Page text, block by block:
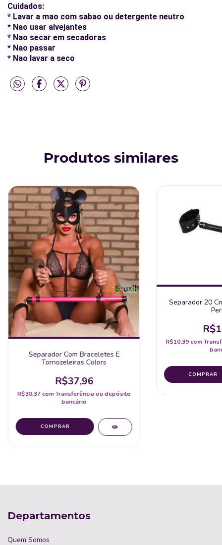
Cuidados:
* Lavar a mao com sabao ou detergente neutro
* Nao usar alvejantes
* Nao secar em secadoras
* Nao passar
* Nao lavar a seco
Produtos similares
Separador Com Braceletes E
Tornozeleiras Colors
R$37,96
R$30,37comTransferência ou depósito
bancário
Separador 20
R$10,39 com
Departamentos
Quem Somos